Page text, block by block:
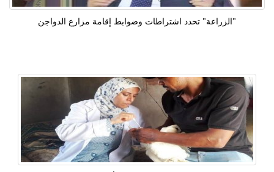
"الزراعة" تحدد اشتراطات وضوابط إقامة مزارع الدواجن